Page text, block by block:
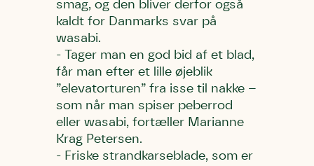
smag, og den bliver derfor også
kaldt for Danmarks svar på
wasabi.
- Tager man en god bid af et blad,
får man efter et lille øjeblik
”elevatorturen” fra isse til nakke –
som når man spiser peberrod
eller wasabi, fortæller Marianne
Krag Petersen.
- Friske strandkarseblade, som er